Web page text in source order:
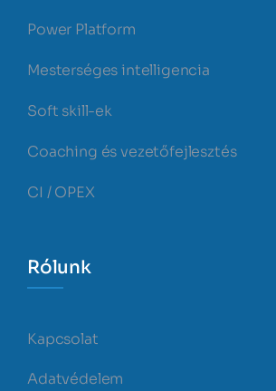
Power Platform
Mesterséges intelligencia
Soft skill-ek
Coaching és vezetőfejlesztés
CI / OPEX
Rólunk
Kapcsolat
Adatvédelem